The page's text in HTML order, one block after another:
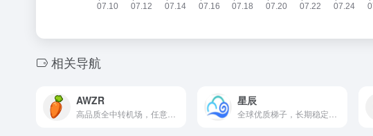
相关导航
AWZR 星辰